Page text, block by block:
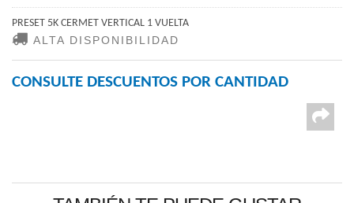
PRESET 5K CERMET VERTICAL 1 VUELTA
ALTA DISPONIBILIDAD
CONSULTE DESCUENTOS POR CANTIDAD